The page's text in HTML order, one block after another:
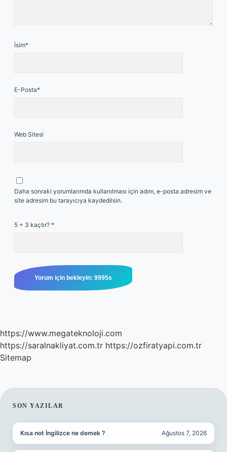
İsim*
E-Posta*
Web Sitesi
Daha sonraki yorumlarımda kullanılması için adım, e-posta adresim ve
site adresim bu tarayıcıya kaydedilsin.
5 + 3 kaçtır? *
https://www.megateknoloji.com
https://saralnakliyat.com.tr https://ozfiratyapi.com.tr
Sitemap
SIDEBAR
SON YAZILAR
Kısa not İngilizce ne demek ? Ağustos 7, 2026